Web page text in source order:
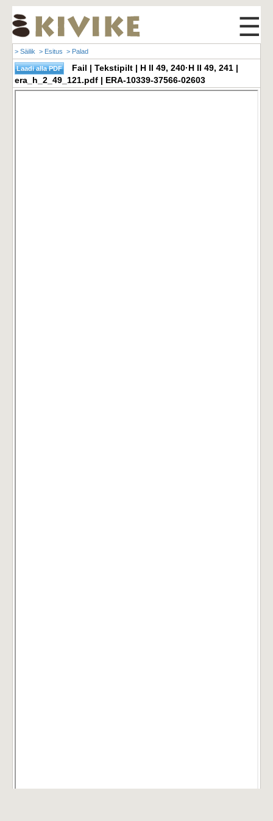
☰
> Säilik > Esitus > Palad
Fail | Tekstipilt | H II 49, 240·H II 49, 241 |
era_h_2_49_121.pdf | ERA-10339-37566-02603